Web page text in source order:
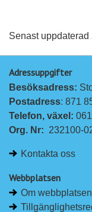
Senast
Adressuppgifter
Besöksadress:
Postadress: 871
Telefon, växel:
Org. Nr: 232100-
Kontakta oss
Webbplatsen
Om webbplatsen